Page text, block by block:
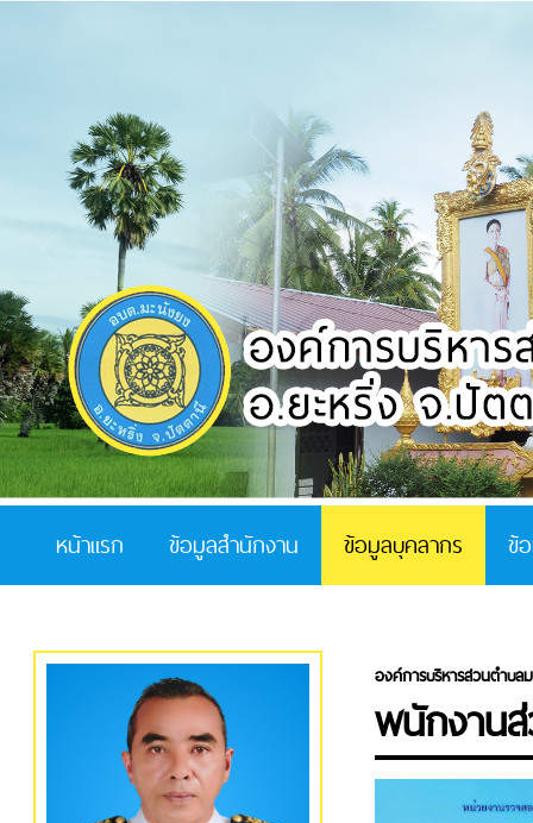
หน้าแรก ข้อมูลสำนักงาน ข้อมูลบุคลากร ข้
องค์การบริหารส่วนตำบล
พนักงาน